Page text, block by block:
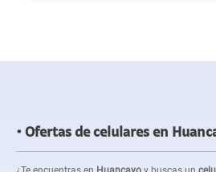
Ofertas de celulares en